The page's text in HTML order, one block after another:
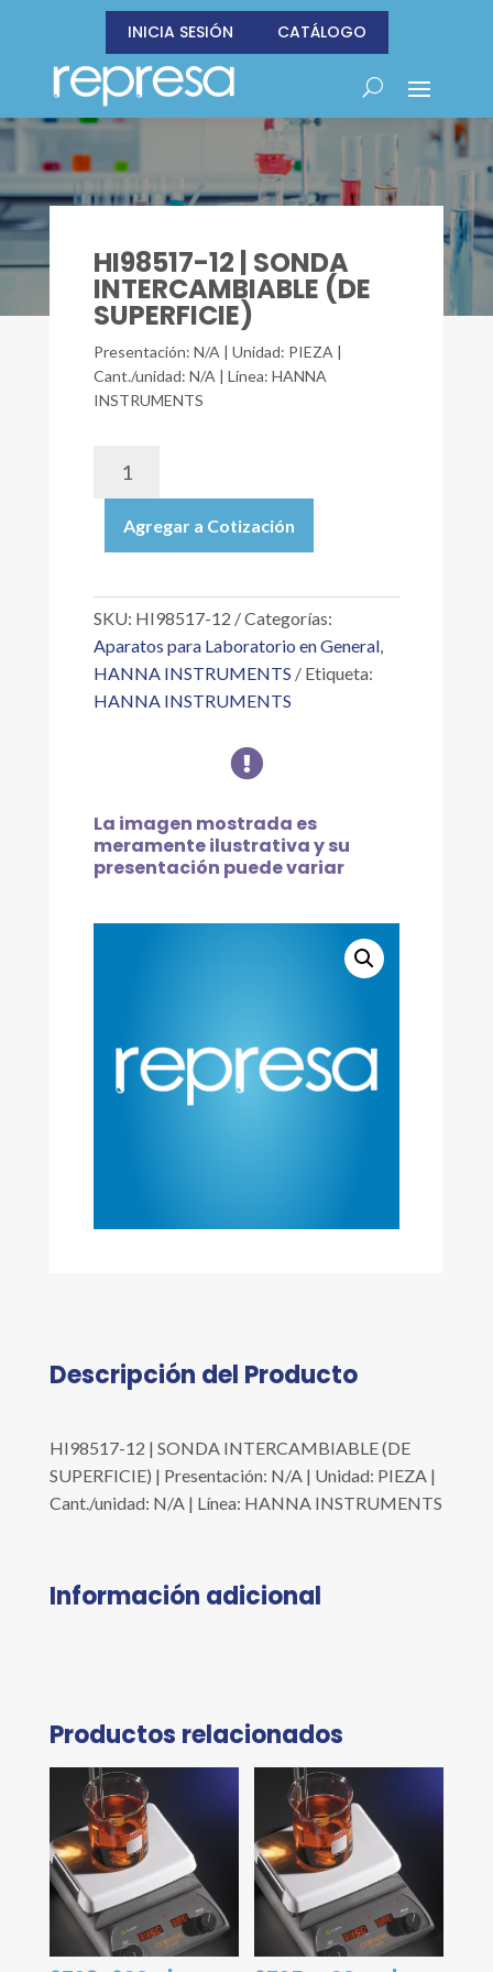
INICIA SESIÓN CATÁLOGO
HI98517-12 | SONDA
INTERCAMBIABLE (DE
SUPERFICIE)
Presentación: N/A | Unidad: PIEZA |
Cant./unidad: N/A | Línea: HANNA
INSTRUMENTS
SONDA
INTERCAMBIABLE
SUPERFICIE)
Agregar a Cotización
SKU: HI98517-12
Categorías:
Aparatos para Laboratorio en General,
HANNA INSTRUMENTS
Etiqueta:
HANNA INSTRUMENTS

La imagen mostrada es
meramente ilustrativa y su
presentación puede variar
Descripción del Producto
HI98517-12 | SONDA INTERCAMBIABLE (DE
SUPERFICIE) | Presentación: N/A | Unidad: PIEZA |
Cant./unidad: N/A | Línea: HANNA INSTRUMENTS
Información adicional
Productos relacionados